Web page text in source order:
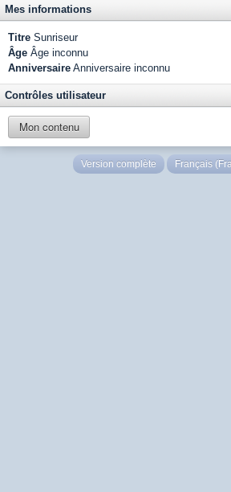
Mes informations
Titre Sunriseur
Âge Âge inconnu
Anniversaire Anniversaire inconnu
Contrôles utilisateur
Mon contenu
Version complète Français